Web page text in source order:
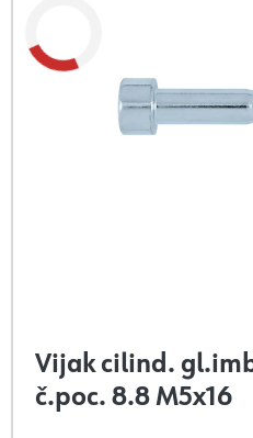
Vijak cilind.
č.poc. 8.8 M5x16